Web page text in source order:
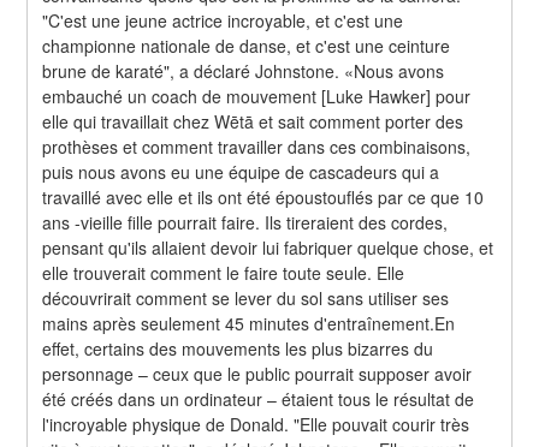
"C'est une jeune actrice incroyable, et c'est une
championne nationale de danse, et c'est une ceinture
brune de karaté", a déclaré Johnstone. «Nous avons
embauché un coach de mouvement [Luke Hawker] pour
elle qui travaillait chez Wētā et sait comment porter des
prothèses et comment travailler dans ces combinaisons,
puis nous avons eu une équipe de cascadeurs qui a
travaillé avec elle et ils ont été époustouflés par ce que 10
ans -vieille fille pourrait faire. Ils tireraient des cordes,
pensant qu'ils allaient devoir lui fabriquer quelque chose, et
elle trouverait comment le faire toute seule. Elle
découvrirait comment se lever du sol sans utiliser ses
mains après seulement 45 minutes d'entraînement.En
effet, certains des mouvements les plus bizarres du
personnage – ceux que le public pourrait supposer avoir
été créés dans un ordinateur – étaient tous le résultat de
l'incroyable physique de Donald. "Elle pouvait courir très